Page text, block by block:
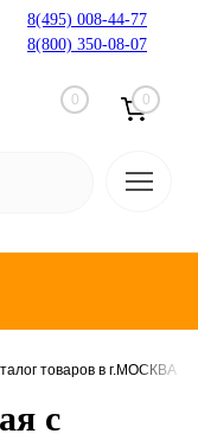
8(495) 008-44-77
8(800) 350-08-07
0 0
товаров в г.МОСКВА
с